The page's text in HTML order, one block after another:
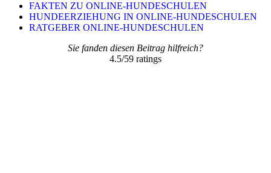
FAKTEN ZU ONLINE-HUNDESCHULEN
HUNDEERZIEHUNG IN ONLINE-HUNDESCHULEN
RATGEBER ONLINE-HUNDESCHULEN
Sie fanden diesen Beitrag hilfreich?
4.5/59 ratings